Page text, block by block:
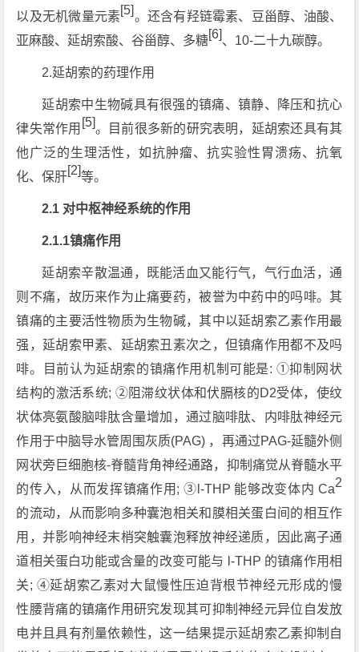
以及无机微量元素[5]。还含有羟链霉素、豆甾醇、油酸、
亚麻酸、延胡索酸、谷甾醇、多糖[6]、10-二十九碳醇。
2.延胡索的药理作用
延胡索中生物碱具有很强的镇痛、镇静、降压和抗心
律失常作用 [5]。目前很多新的研究表明，延胡索还具有其
他广泛的生理活性，如抗肿瘤、抗实验性胃溃疡、抗氧
化、保肝[2]等。
2.1 对中枢神经系统的作用
2.1.1镇痛作用
延胡索辛散温通，既能活血又能行气，气行血活，通
则不痛，故历来作为止痛要药，被誉为中药中的吗啡。其
镇痛的主要活性物质为生物碱，其中以延胡索乙素作用最
强，延胡索甲素、延胡索丑素次之，但镇痛作用都不及吗
啡。目前认为延胡索的镇痛作用机制可能是: ①抑制网状
结构的激活系统; ②阻滞纹状体和伏膈核的D2受体，使纹
状体亮氨酸脑啡肽含量增加，通过脑啡肽、内啡肽神经元
作用于中脑导水管周围灰质(PAG) ，再通过PAG-延髓外侧
网状旁巨细胞核-脊髓背角神经通路，抑制痛觉从脊髓水平
的传入，从而发挥镇痛作用; ③l-THP 能够改变体内 Ca2
的流动，从而影响多种囊泡相关和膜相关蛋白间的相互作
用，并影响神经末梢突触囊泡释放神经递质，因此离子通
道相关蛋白功能或含量的改变可能与 l-THP 的镇痛作用相
关; ④延胡索乙素对大鼠慢性压迫背根节神经元形成的慢
性腰背痛的镇痛作用研究发现其可抑制神经元异位自发放
电并且具有剂量依赖性，这一结果提示延胡索乙素抑制自